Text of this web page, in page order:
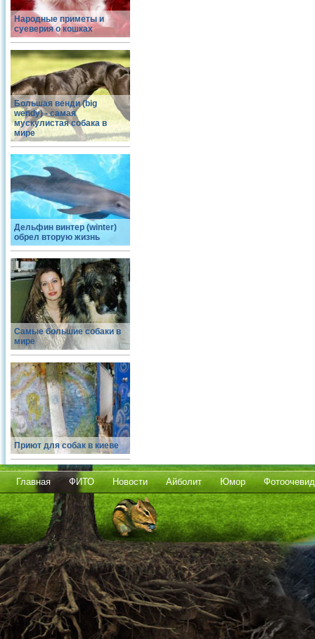
Народные приметы и
суеверия о кошках
Большая венди (big
wendy) - самая
мускулистая собака в
мире
Дельфин винтер (winter)
обрел вторую жизнь
Самые большие собаки в
мире
Приют для собак в киеве
Главная ФИТО Новости Айболит Юмор